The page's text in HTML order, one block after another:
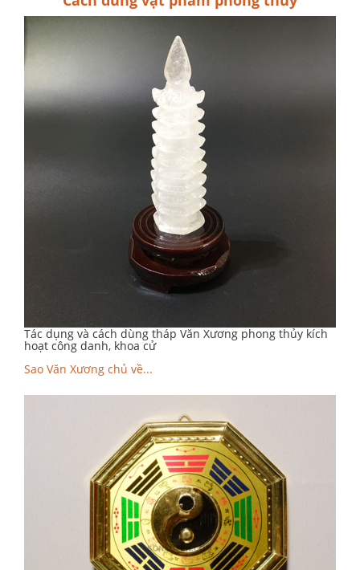
Tác dụng và cách dùng tháp Văn Xương phong thủy kích
hoạt công danh, khoa cử
Sao Văn Xương chủ về...